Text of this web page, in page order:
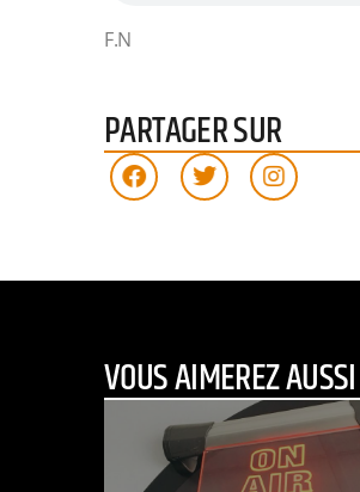
F.N
PARTAGER SUR
VOUS AIMEREZ AUSSI